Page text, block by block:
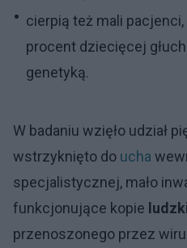
cierpią też mali
procent dziecięcej
genetyką.
W badaniu wzięło udział
wstrzyknięto do ucha
specjalistycznej, mało
funkcjonujące kopie
przenoszonego przez